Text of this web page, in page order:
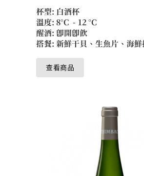
杯型: 白酒杯
溫度: 8°C - 12 °C
醒酒: 即開即飲
搭餐: 新鮮干貝、生魚片、海鮮
查看商品